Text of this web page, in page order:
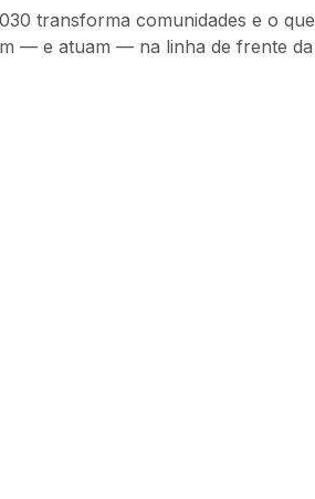
transforma comunidades e o que
— e atuam — na linha de frente da